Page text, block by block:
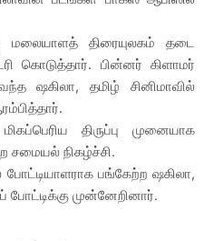
மலையாளத் திரையுலகம் தடை
கொடுத்தார். பின்னர் கிளாமர்
ஷகிலா, தமிழ் சினிமாவில்
திருப்பு முனையாக
சமையல் நிகழ்ச்சி.
பங்கேற்ற ஷகிலா,
முன்னேறினார்.